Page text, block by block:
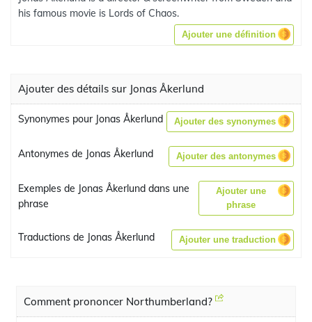
his famous movie is Lords of Chaos.
Ajouter une définition
Ajouter des détails sur Jonas Åkerlund
Synonymes pour Jonas Åkerlund Ajouter des synonymes
Antonymes de Jonas Åkerlund Ajouter des antonymes
Exemples de Jonas Åkerlund dans une
phrase
Ajouter une
phrase
Traductions de Jonas Åkerlund Ajouter une traduction
Comment prononcer Northumberland?